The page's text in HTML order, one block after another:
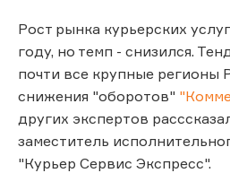
Рост рынка курьерских
году, но темп - снизился.
почти все крупные регионы
снижения "оборотов"
других экспертов
заместитель
"Курьер Сервис Экспресс".